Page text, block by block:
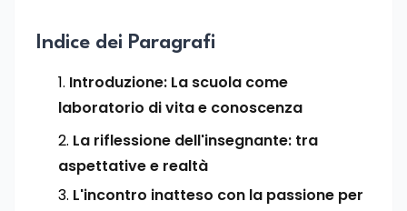
Indice dei Paragrafi
Introduzione: La scuola come
laboratorio di vita e conoscenza
La riflessione dell'insegnante: tra
aspettative e realtà
L'incontro inatteso con la passione per